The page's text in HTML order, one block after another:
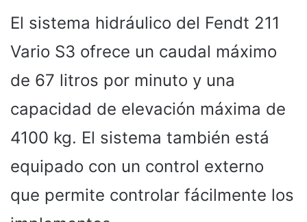
El sistema hidráulico del Fendt 211
Vario S3 ofrece un caudal máximo
de 67 litros por minuto y una
capacidad de elevación máxima de
4100 kg. El sistema también está
equipado con un control externo
que permite controlar fácilmente los